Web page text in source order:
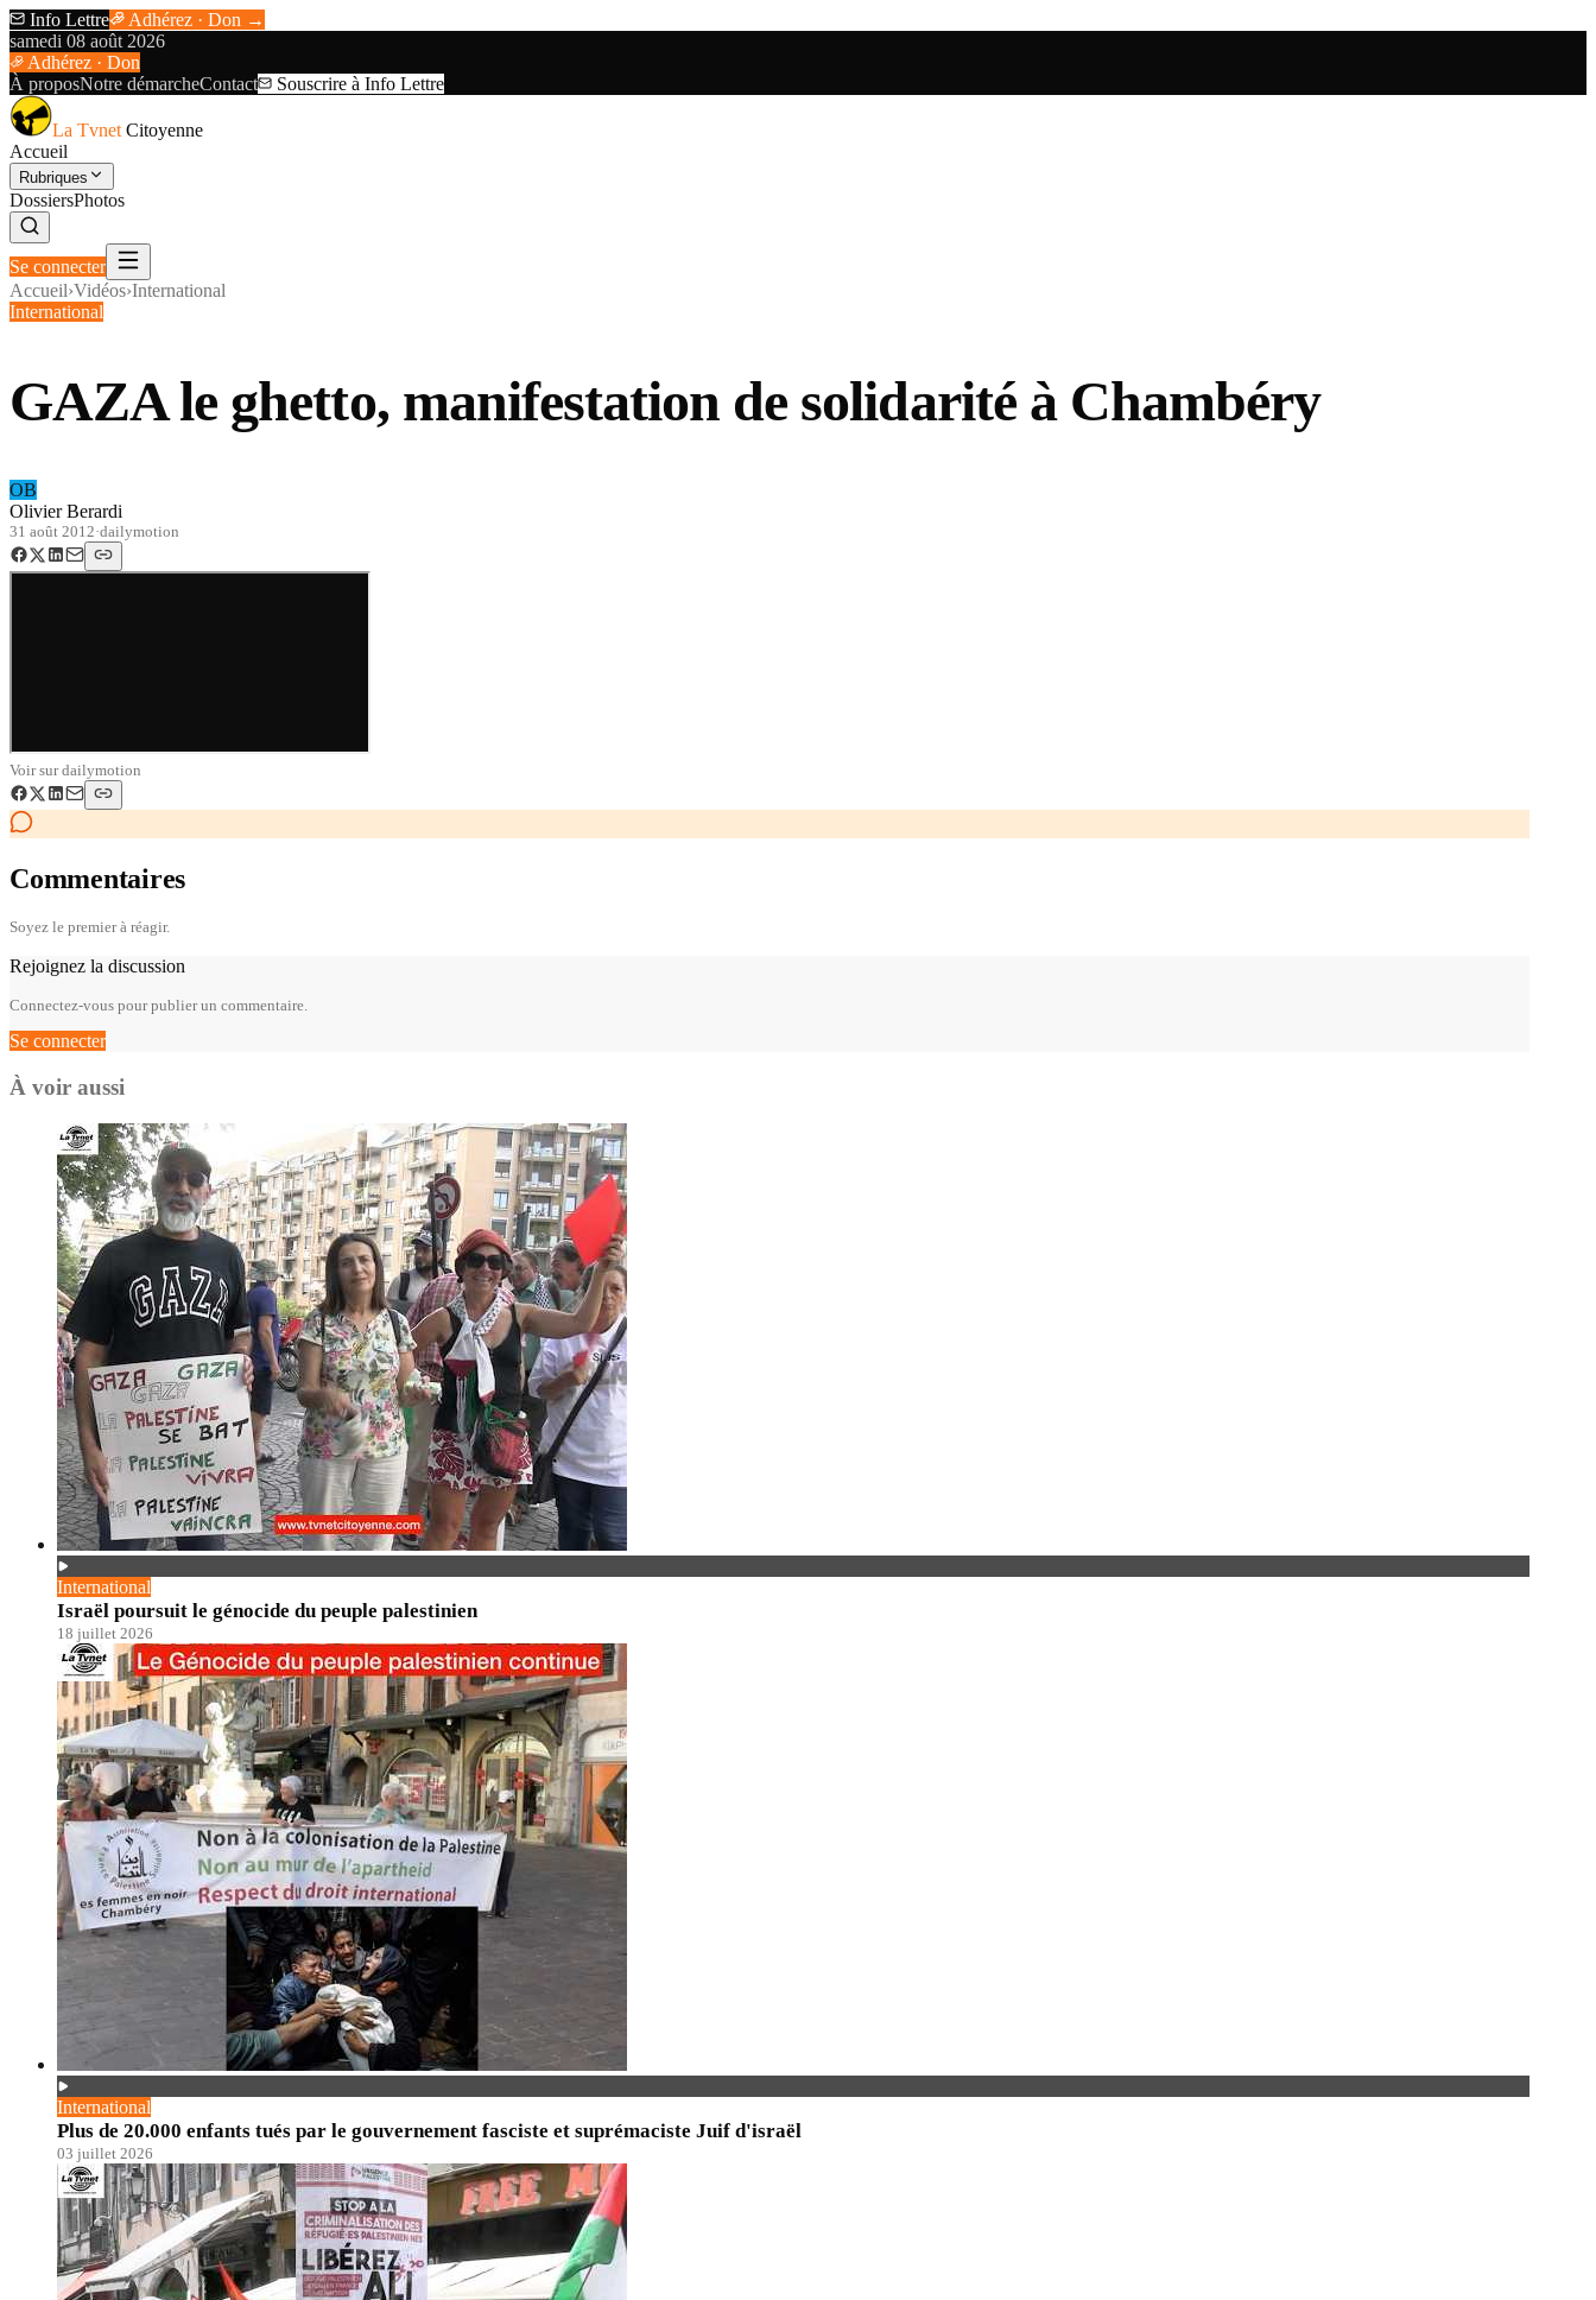
Info Lettre
Adhérez · Don →
samedi 08 août 2026
Adhérez · Don
À proposNotre démarcheContact Souscrire à Info Lettre
La Tvnet Citoyenne
Accueil
Rubriques
DossiersPhotos
Se connecter
Accueil›Vidéos›International
International
GAZA le ghetto, manifestation de solidarité à Chambéry
OB
Olivier Berardi
31 août 2012·dailymotion
Voir surdailymotion
Commentaires
Soyez le premier à réagir.
Rejoignez la discussion
Connectez-vous pour publier un commentaire.
Se connecter
À voir aussi
International
Israël poursuit le génocide du peuple palestinien
18 juillet 2026
International
Plus de 20.000 enfants tués par le gouvernement fasciste et suprémaciste Juif d'israël
03 juillet 2026